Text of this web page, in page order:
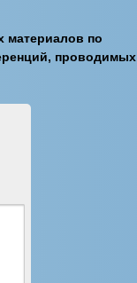
материалов по
проводимых